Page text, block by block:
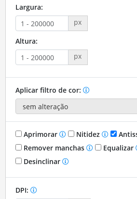
Largura:
px
Altura:
px
Aplicar filtro de cor:
Aprimorar Nitidez
Remover manchas
Equalizar
Desinclinar
DPI: